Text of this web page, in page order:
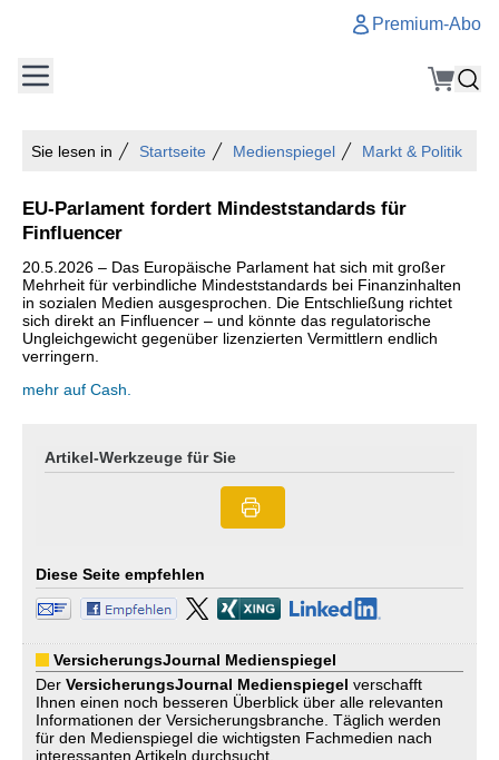
Premium-Abo
Sie lesen in Startseite Medienspiegel Markt & Politik
EU-Parlament fordert Mindeststandards für
Finfluencer
20.5.2026 – Das Europäische Parlament hat sich mit großer
Mehrheit für verbindliche Mindeststandards bei Finanzinhalten
in sozialen Medien ausgesprochen. Die Entschließung richtet
sich direkt an Finfluencer – und könnte das regulatorische
Ungleichgewicht gegenüber lizenzierten Vermittlern endlich
verringern.
mehr auf Cash.
Artikel-Werkzeuge für Sie
Diese Seite empfehlen
VersicherungsJournal Medienspiegel
Der VersicherungsJournal Medienspiegel verschafft
Ihnen einen noch besseren Überblick über alle relevanten
Informationen der Versicherungsbranche. Täglich werden
für den Medienspiegel die wichtigsten Fachmedien nach
interessanten Artikeln durchsucht.